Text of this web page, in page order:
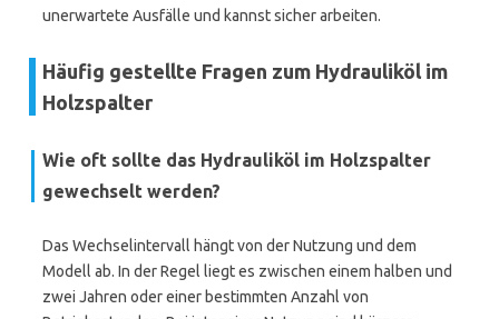
unerwartete Ausfälle und kannst sicher arbeiten.
Häufig gestellte Fragen zum Hydrauliköl im
Holzspalter
Wie oft sollte das Hydrauliköl im Holzspalter
gewechselt werden?
Das Wechselintervall hängt von der Nutzung und dem
Modell ab. In der Regel liegt es zwischen einem halben und
zwei Jahren oder einer bestimmten Anzahl von